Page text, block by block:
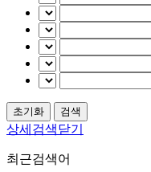
상세검색닫기
최근검색어